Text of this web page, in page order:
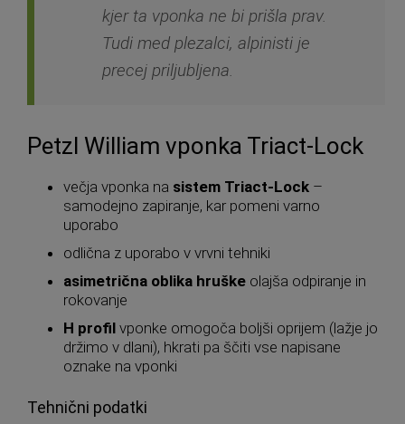
kjer ta vponka ne bi prišla prav.
Tudi med plezalci, alpinisti je
precej priljubljena.
Petzl William vponka Triact-Lock
večja vponka na sistem Triact-Lock –
samodejno zapiranje, kar pomeni varno
uporabo
odlična z uporabo v vrvni tehniki
asimetrična oblika hruške olajša odpiranje in
rokovanje
H profil vponke omogoča boljši oprijem (lažje jo
držimo v dlani), hkrati pa ščiti vse napisane
oznake na vponki
Tehnični podatki